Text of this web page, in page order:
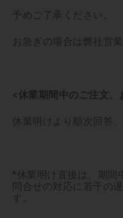
予めご了承ください。
お急ぎの場合は弊社営
<休業期間中のご注文、
休業明けより順次回答
*休業明け直後は、期間
問合せの対応に若干の
す。